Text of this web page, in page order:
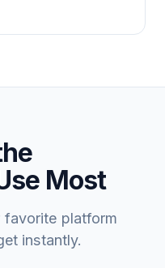
Most
favorite platform
instantly.